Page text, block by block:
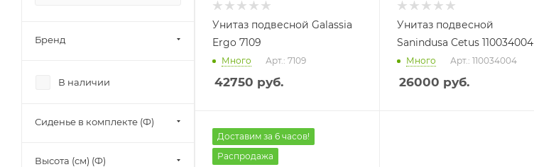
Унитаз подвесной Galassia
Ergo 7109
Много Арт.: 7109
42750 руб.
Унитаз подвесной
Sanindusa Cetus 110034004
Много Арт.: 110034004
26000 руб.
Доставим за 6 часов!
Распродажа
Бренд
В наличии
Сиденье в комплекте (Ф)
Высота (см) (Ф)